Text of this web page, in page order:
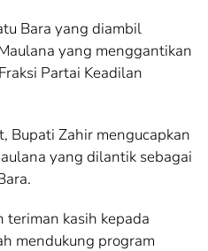
Bara yang diambil
yang menggantikan
Partai Keadilan
Bupati Zahir mengucapkan
yang dilantik sebagai
teriman kasih kepada
mendukung program